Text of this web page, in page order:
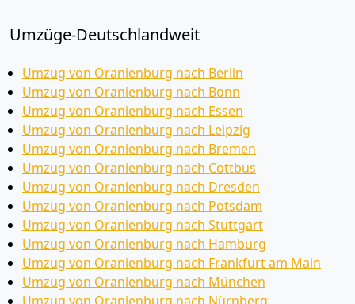
Umzüge-Deutschlandweit
Umzug von Oranienburg nach Berlin
Umzug von Oranienburg nach Bonn
Umzug von Oranienburg nach Essen
Umzug von Oranienburg nach Leipzig
Umzug von Oranienburg nach Bremen
Umzug von Oranienburg nach Cottbus
Umzug von Oranienburg nach Dresden
Umzug von Oranienburg nach Potsdam
Umzug von Oranienburg nach Stuttgart
Umzug von Oranienburg nach Hamburg
Umzug von Oranienburg nach Frankfurt am Main
Umzug von Oranienburg nach München
Umzug von Oranienburg nach Nürnberg